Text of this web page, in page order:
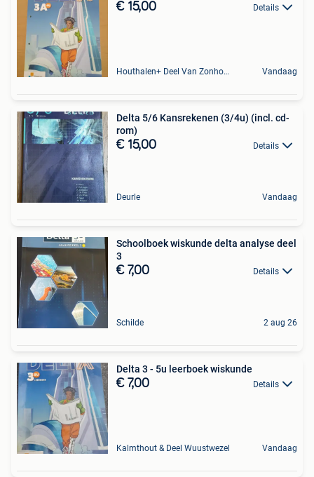
€ 15,00 Details
Houthalen+ Deel Van Zonhoven En Zolder Vandaag
Delta 5/6 Kansrekenen (3/4u) (incl. cd-
rom)
€ 15,00 Details
Deurle Vandaag
Schoolboek wiskunde delta analyse deel
3
€ 7,00 Details
Schilde 2 aug 26
Delta 3 - 5u leerboek wiskunde
€ 7,00 Details
Kalmthout & Deel Wuustwezel Vandaag